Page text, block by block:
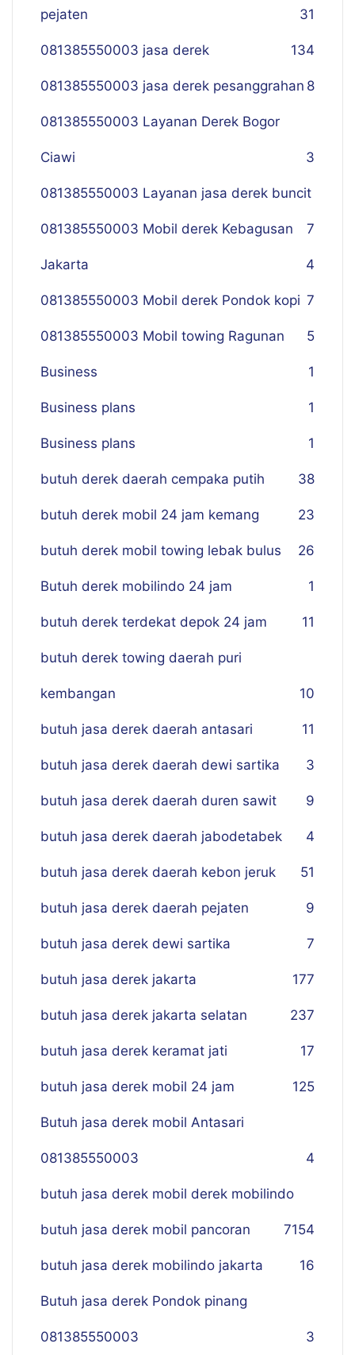
pejaten 31
081385550003 jasa derek 134
081385550003 jasa derek pesanggrahan 8
081385550003 Layanan Derek Bogor
Ciawi 3
081385550003 Layanan jasa derek buncit
7
081385550003 Mobil derek Kebagusan
Jakarta 4
081385550003 Mobil derek Pondok kopi 7
081385550003 Mobil towing Ragunan 5
Business 1
Business plans 1
Business plans 1
butuh derek daerah cempaka putih 38
butuh derek mobil 24 jam kemang 23
butuh derek mobil towing lebak bulus 26
Butuh derek mobilindo 24 jam 1
butuh derek terdekat depok 24 jam 11
butuh derek towing daerah puri
kembangan 10
butuh jasa derek daerah antasari 11
butuh jasa derek daerah dewi sartika 3
butuh jasa derek daerah duren sawit 9
butuh jasa derek daerah jabodetabek 4
butuh jasa derek daerah kebon jeruk 51
butuh jasa derek daerah pejaten 9
butuh jasa derek dewi sartika 7
butuh jasa derek jakarta 177
butuh jasa derek jakarta selatan 237
butuh jasa derek keramat jati 17
butuh jasa derek mobil 24 jam 125
Butuh jasa derek mobil Antasari
081385550003 4
butuh jasa derek mobil derek mobilindo
154
butuh jasa derek mobil pancoran 7
butuh jasa derek mobilindo jakarta 16
Butuh jasa derek Pondok pinang
081385550003 3